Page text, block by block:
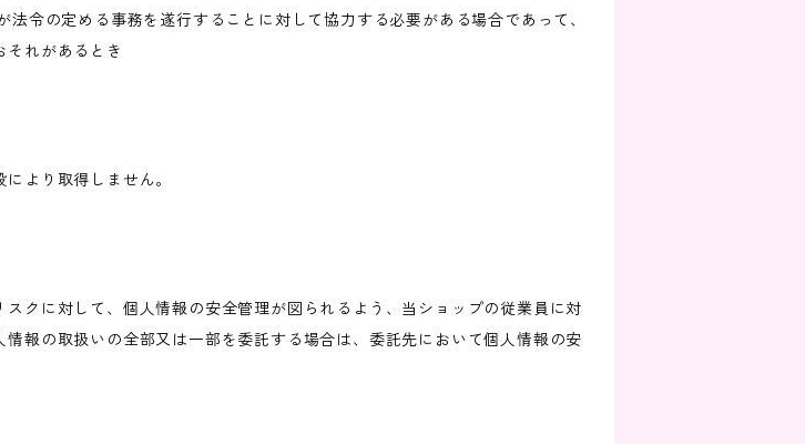
令の定める事務を遂行することに対して協力する必要がある場合であって、
それがあるとき
より取得しません。
クに対して、個人情報の安全管理が図られるよう、当ショップの従業員に対
報の取扱いの全部又は一部を委託する場合は、委託先において個人情報の安